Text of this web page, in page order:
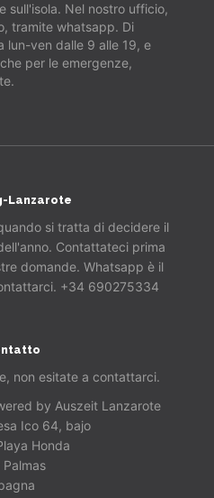
sull'isola. Nel nostro ufficio,
tramite whatsapp. Di
lun-ven dalle 9 alle 19, e
per le emergenze,
Lanzarote
si tratta di decidere il
Contattateci prima
domande. Whatsapp è il
+34 690275334
non esitate a contattarci.
by Auszeit Lanzarote
Ico 64, bajo
Honda
Palmas